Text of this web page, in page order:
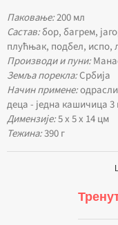
Паковање:200 мл
Састав:бор, багрем,
плућњак, подбел, испо,
Производи и пуни:
Земља порекла:Србија
Начин примене:
деца - једна кашичица
Димензије:5 х 5 х 14 цм
Тежина:390 г